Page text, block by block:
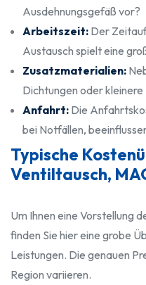
Ausdehnungsgefäß vor?
Arbeitszeit: Der
Austausch spielt eine
Zusatzmaterialien:
Dichtungen oder
Anfahrt: Die
bei Notfällen,
Typische
Ventiltausch,
Um Ihnen eine Vorstellung
finden Sie hier eine grobe
Leistungen. Die genauen
Region variieren.